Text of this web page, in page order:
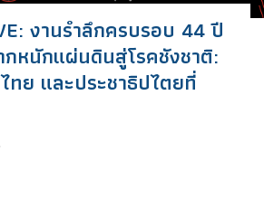
งานรำลึกครบรอบ 44 ปี
กหนักแผ่นดินสู่โรคชังชาติ:
ทย และประชาธิปไตยที่